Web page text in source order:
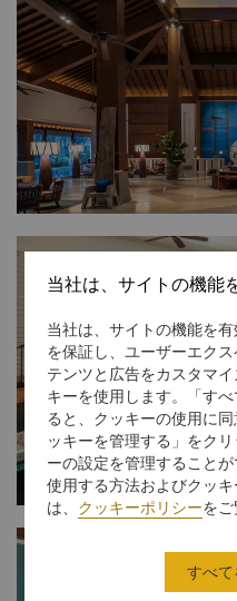
当社は、サイトの機能
当社は、サイトの機能を
を保証し、ユーザーエク
テンツと広告をカスタマ
キーを使用します。「す
ると、クッキーの使用に
ッキーを管理する」をク
ーの設定を管理すること
使用する方法およびクッ
は、 クッキーポリシーをご
すべて